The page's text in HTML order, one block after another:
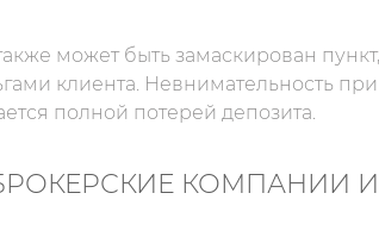
может быть замаскирован
клиента. Невнимательность при
полной потерей депозита.
КОМПАНИИ